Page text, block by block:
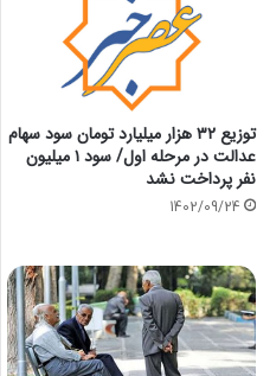
توزیع ۳۲ هزار میلیارد تومان سود سهام
عدالت در مرحله اول/ سود ۱ میلیون
نفر پرداخت نشد
1402/09/24